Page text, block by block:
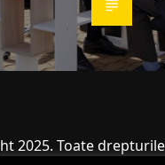
2025. Toate